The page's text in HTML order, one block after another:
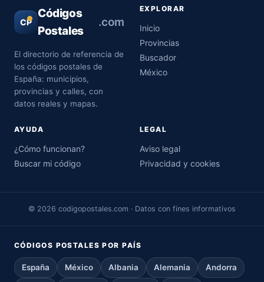
CP
Códigos
Postales
.com
El directorio de referencia de
los códigos postales de
España: municipios,
provincias y calles, con
datos reales y mapas.
EXPLORAR
Inicio
Provincias
Buscador
México
AYUDA
¿Cómo funcionan?
Buscar mi código
LEGAL
Aviso legal
Privacidad y cookies
© 2026 codigopostales.com · Datos con fines informativos
CÓDIGOS POSTALES POR PAÍS
España México Albania Alemania Andorra